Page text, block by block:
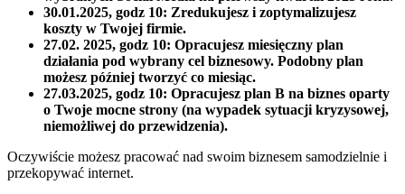
30.01.2025, godz 10: Zredukujesz i zoptymalizujesz
koszty w Twojej firmie.
27.02. 2025, godz 10: Opracujesz miesięczny plan
działania pod wybrany cel biznesowy. Podobny plan
możesz później tworzyć co miesiąc.
27.03.2025, godz 10: Opracujesz plan B na biznes oparty
o Twoje mocne strony (na wypadek sytuacji kryzysowej,
niemożliwej do przewidzenia).
Oczywiście możesz pracować nad swoim biznesem samodzielnie i
przekopywać internet.